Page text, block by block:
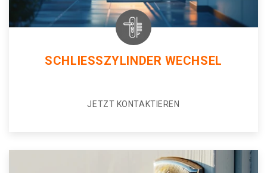
SCHLIESSZYLINDER WECHSEL
JETZT KONTAKTIEREN